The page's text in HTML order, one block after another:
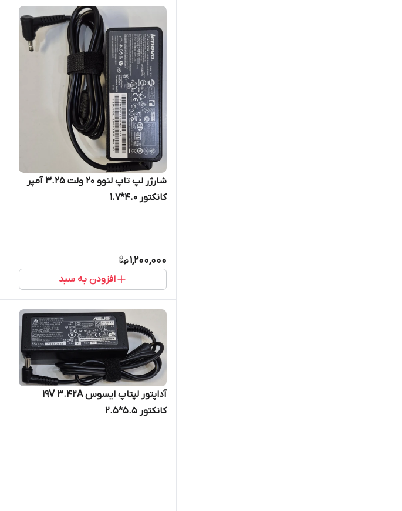
شارژر لپ تاپ لنوو 20 ولت 3.25 آمپر
کانکتور 4.0*1.7
1,200,000
افزودن به سبد
آداپتور لپتاپ ایسوس 19V 3.42A
کانکتور 5.5*2.5